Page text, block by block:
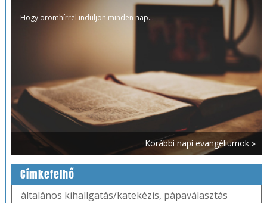
Hogy örömhírrel induljon minden nap...
Korábbi napi evangéliumok »
Címkefelhő
általános kihallgatás/katekézis, pápaválasztás